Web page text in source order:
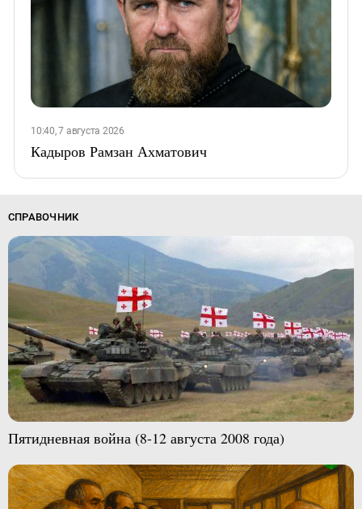
10:40, 7 августа 2026
Кадыров Рамзан Ахматович
СПРАВОЧНИК
Пятидневная война (8-12 августа 2008 года)